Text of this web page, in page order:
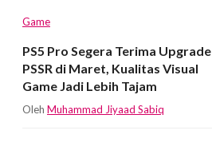
Game
PS5 Pro Segera Terima Upgrade
PSSR di Maret, Kualitas Visual
Game Jadi Lebih Tajam
Oleh Muhammad Jiyaad Sabiq